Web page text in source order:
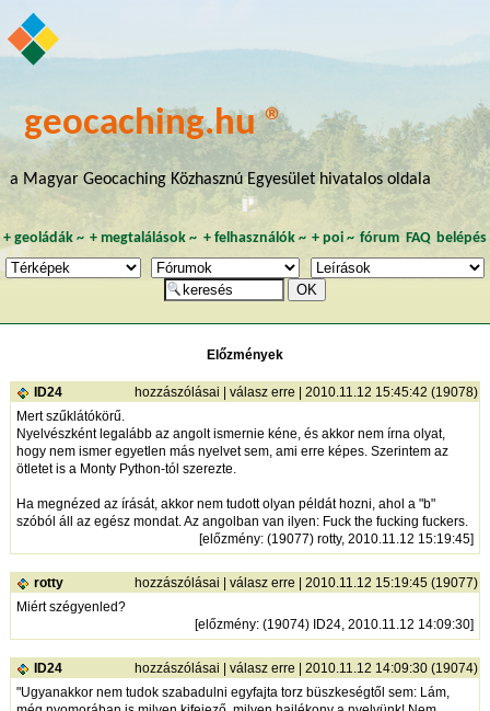
geocaching.hu ®
a Magyar Geocaching Közhasznú Egyesület hivatalos oldala
+ geoládák~ +megtalálások ~ + felhasználók~ + poi~ fórum FAQ belépés
Előzmények
ID24 hozzászólásai válasz erre | 2010.11.12 15:45:42 (19078)
Mert szűklátókörű.
Nyelvészként legalább az angolt ismernie kéne, és akkor nem írna olyat,
hogy nem ismer egyetlen más nyelvet sem, ami erre képes. Szerintem az
ötletet is a Monty Python-tól szerezte.
Ha megnézed az írását, akkor nem tudott olyan példát hozni, ahol a "b"
szóból áll az egész mondat. Az angolban van ilyen: Fuck the fucking fuckers.
[előzmény: (19077) rotty, 2010.11.12 15:19:45]
rotty hozzászólásai válasz erre | 2010.11.12 15:19:45 (19077)
Miért szégyenled?
[előzmény: (19074) ID24, 2010.11.12 14:09:30]
ID24 hozzászólásai válasz erre | 2010.11.12 14:09:30 (19074)
"Ugyanakkor nem tudok szabadulni egyfajta torz büszkeségtől sem: Lám,